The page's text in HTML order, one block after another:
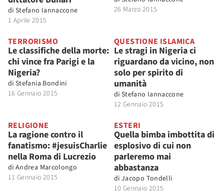
di Stefano Iannaccone
1 Aprile 2015
26 Marzo 2015
TERRORISMO
Le classifiche della morte:
chi vince fra Parigi e la
Nigeria?
di Stefania Bondini
16 Gennaio 2015
QUESTIONE ISLAMICA
Le stragi in Nigeria ci
riguardano da vicino, non
solo per spirito di
umanità
di Stefano Iannaccone
12 Gennaio 2015
RELIGIONE
La ragione contro il
fanatismo: #jesuisCharlie
nella Roma di Lucrezio
di Andrea Marcolongo
11 Gennaio 2015
ESTERI
Quella bimba imbottita di
esplosivo di cui non
parleremo mai
abbastanza
di Jacopo Tondelli
10 Gennaio 2015